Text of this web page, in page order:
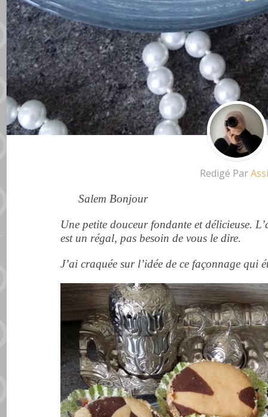
Redigé Par
Salem Bonjour
Une petite douceur fondante et délicieuse.
est un régal, pas besoin de vous le dire.
J’ai craquée sur l’idée de ce façonnage qui